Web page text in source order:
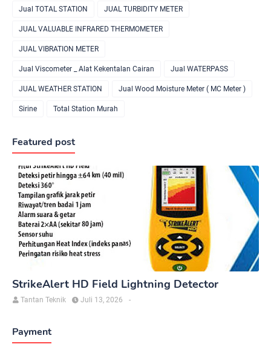
Jual TOTAL STATION JUAL TURBIDITY METER
JUAL VALUABLE INFRARED THERMOMETER
JUAL VIBRATION METER
Jual Viscometer _ Alat Kekentalan Cairan Jual WATERPASS
JUAL WEATHER STATION Jual Wood Moisture Meter ( MC Meter )
Sirine Total Station Murah
Featured post
StrikeAlert HD Field Lightning Detector
Tantan Teknik -
Juli 13, 2026
Payment